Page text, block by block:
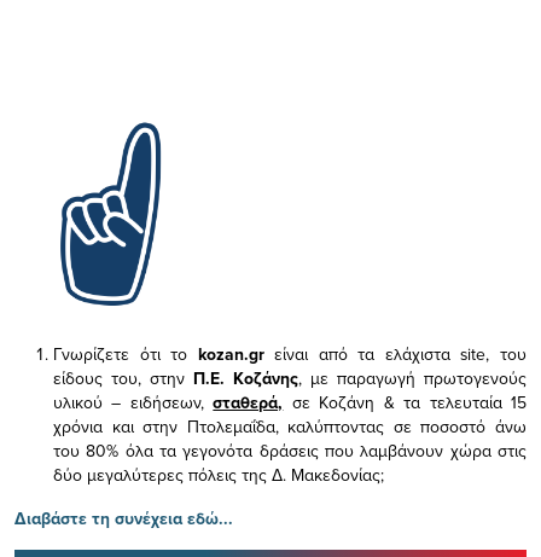
Γνωρίζετε ότι το kozan.gr είναι από τα ελάχισταsite, του
είδους του, στην Π.Ε. Κοζάνης, με παραγωγή πρωτογενούς
υλικού – ειδήσεων,σταθερά, σε Κοζάνη & τα τελευταία 15
χρόνια και στην Πτολεμαΐδα, καλύπτοντας σε ποσοστό άνω
του 80% όλα τα γεγονότα δράσεις που λαμβάνουν χώρα στις
δύο μεγαλύτερες πόλεις της Δ. Μακεδονίας;
Διαβάστε τη συνέχεια εδώ...